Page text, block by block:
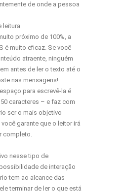
de onde a pessoa
leitura
próximo de 100%, a
é muito eficaz. Se você
atraente, ninguém
antes de ler o texto até o
nas mensagens!
para escrevê-la é
caracteres – e faz com
ser o mais objetivo
garante que o leitor irá
completo.
nesse tipo de
de interação
tem ao alcance das
terminar de ler o que está